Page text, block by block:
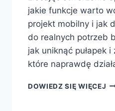
jakie funkcje warto
projekt mobilny i jak
do realnych potrzeb
jak uniknąć pułapek
które naprawdę
DOWIEDZ SIĘ WIĘCEJ